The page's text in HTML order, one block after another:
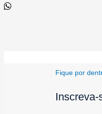
Fique por